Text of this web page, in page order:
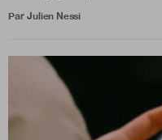
Par Julien Nessi